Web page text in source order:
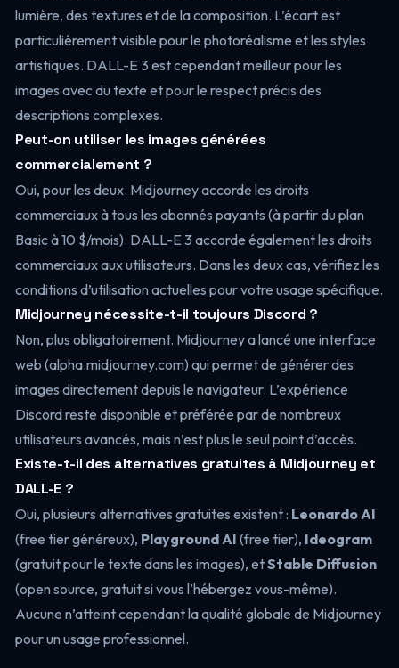
lumière, des textures et de la composition. L’écart est
particulièrement visible pour le photoréalisme et les styles
artistiques. DALL-E 3 est cependant meilleur pour les
images avec du texte et pour le respect précis des
descriptions complexes.
Peut-on utiliser les images générées
commercialement ?
Oui, pour les deux. Midjourney accorde les droits
commerciaux à tous les abonnés payants (à partir du plan
Basic à 10 $/mois). DALL-E 3 accorde également les droits
commerciaux aux utilisateurs. Dans les deux cas, vérifiez les
conditions d’utilisation actuelles pour votre usage spécifique.
Midjourney nécessite-t-il toujours Discord ?
Non, plus obligatoirement. Midjourney a lancé une interface
web (alpha.midjourney.com) qui permet de générer des
images directement depuis le navigateur. L’expérience
Discord reste disponible et préférée par de nombreux
utilisateurs avancés, mais n’est plus le seul point d’accès.
Existe-t-il des alternatives gratuites à Midjourney et
DALL-E ?
Oui, plusieurs alternatives gratuites existent : Leonardo AI
(free tier généreux), Playground AI (free tier), Ideogram
(gratuit pour le texte dans les images), etStable Diffusion
(open source, gratuit si vous l’hébergez vous-même).
Aucune n’atteint cependant la qualité globale de Midjourney
pour un usage professionnel.